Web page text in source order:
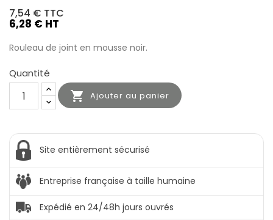
7,54 € TTC
6,28 € HT
Rouleau de joint en mousse noir.
Quantité
 Ajouter au panier
Site entièrement sécurisé
Entreprise française à taille humaine
Expédié en 24/48h jours ouvrés